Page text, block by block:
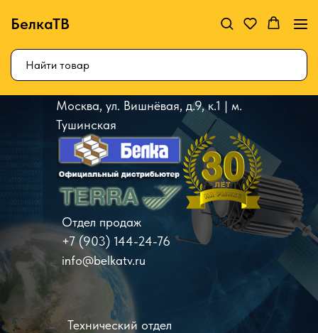
БелкаТВ
Москва, ул. Вишнёвая, д.9, к.1 | м.
Тушинская
Отдел продаж
+7 (903) 144-24-76
info@belkatv.ru
Технический отдел